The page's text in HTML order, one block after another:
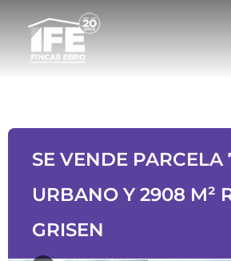
SE VENDE PARCELA
URBANO Y 2908 M²
GRISEN